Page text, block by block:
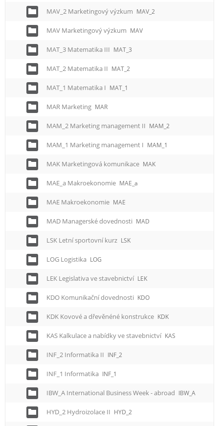
MAV_2 Marketingový výzkum MAV_2
MAV Marketingový výzkum MAV
MAT_3 Matematika III MAT_3
MAT_2 Matematika II MAT_2
MAT_1 Matematika I MAT_1
MAR Marketing MAR
MAM_2 Marketing management II MAM_2
MAM_1 Marketing management I MAM_1
MAK Marketingová komunikace MAK
MAE_a Makroekonomie MAE_a
MAE Makroekonomie MAE
MAD Managerské dovednosti MAD
LSK Letní sportovní kurz LSK
LOG Logistika LOG
LEK Legislativa ve stavebnictví LEK
KDO Komunikační dovednosti KDO
KDK Kovové a dřevěnéné konstrukce KDK
KAS Kalkulace a nabídky ve stavebnictví KAS
INF_2 Informatika II INF_2
INF_1 Informatika INF_1
IBW_A International Business Week - abroad IBW_A
HYD_2 Hydroizolace II HYD_2